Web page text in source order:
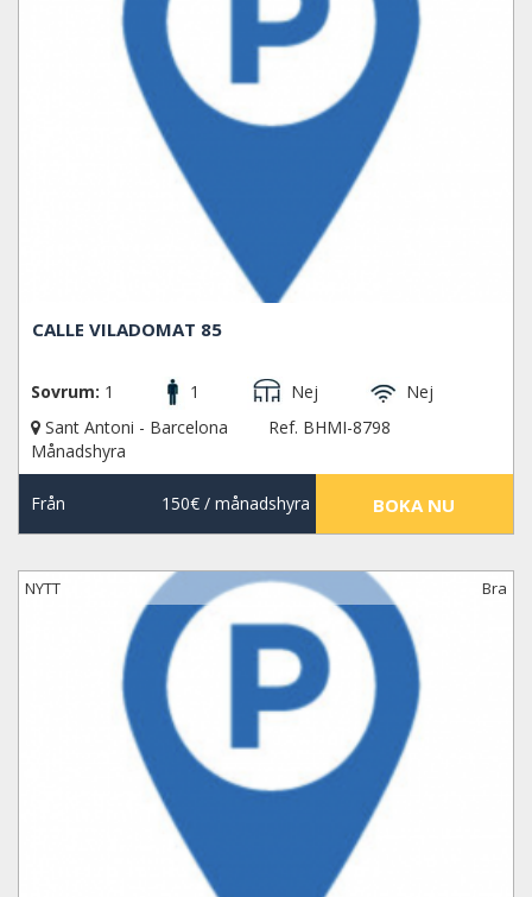
CALLE VILADOMAT 85
Sovrum: 1 1 Nej
Nej
Sant Antoni - Barcelona
Ref. BHMI-8798
Månadshyra
Från 150€/ månadshyra BOKA NU
NYTT Bra